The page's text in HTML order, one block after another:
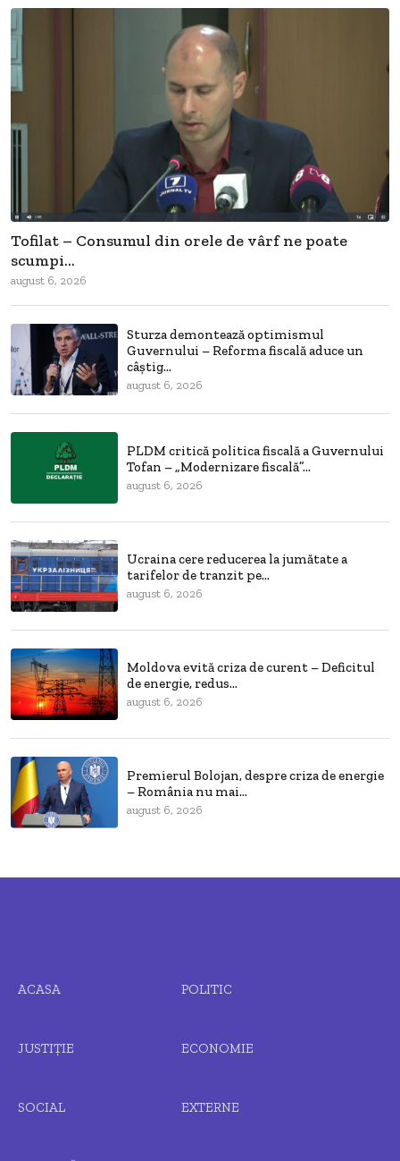
Tofilat – Consumul din orele de vârf ne poate
scumpi...
august 6, 2026
Sturza demontează optimismul
Guvernului – Reforma fiscală aduce un
câștig...
august 6, 2026
PLDM critică politica fiscală a Guvernului
Tofan – „Modernizare fiscală”...
august 6, 2026
Ucraina cere reducerea la jumătate a
tarifelor de tranzit pe...
august 6, 2026
Moldova evită criza de curent – Deficitul
de energie, redus...
august 6, 2026
Premierul Bolojan, despre criza de energie
– România nu mai...
august 6, 2026
ACASA POLITIC
JUSTIȚIE ECONOMIE
SOCIAL EXTERNE